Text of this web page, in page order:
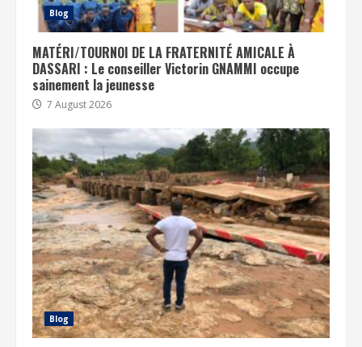
Blog
MATÉRI/TOURNOI DE LA FRATERNITÉ AMICALE À
DASSARI : Le conseiller Victorin GNAMMI occupe
sainement la jeunesse
7 August 2026
Blog